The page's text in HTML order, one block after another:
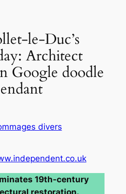
le-Duc’s
Architect
Google doodle
divers
19th-century
restoration.